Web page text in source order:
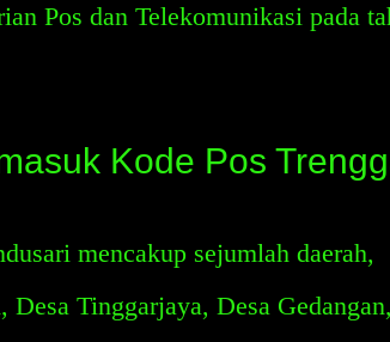
Pos dan Telekomunikasi pada
Kode Pos
mencakup sejumlah daerah,
Desa Tinggarjaya, Desa